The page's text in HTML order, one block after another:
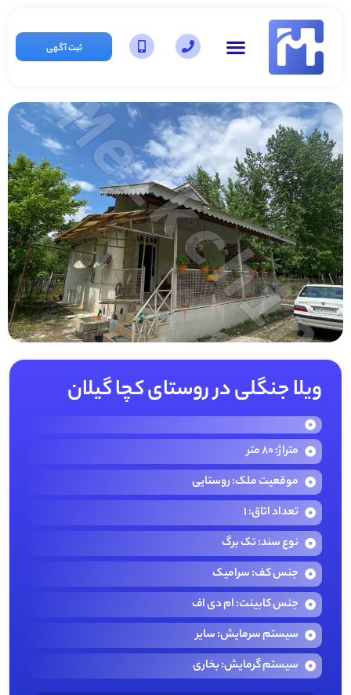
ثبت آگهی
ویلا جنگلی در روستای کچا گیلان
متراژ: 80 متر
موقعیت ملک: روستایی
تعداد اتاق: 1
نوع سند: تک برگ
جنس کف: سرامیک
جنس کابینت: ام دی اف
سیستم سرمایش: سایر
سیستم گرمایش: بخاری